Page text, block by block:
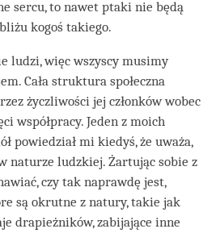
sercu, to nawet ptaki nie będą
kogoś takiego.
ludzi, więc wszyscy musimy
Cała struktura społeczna
życzliwości jej członków wobec
współpracy. Jeden z moich
powiedział mi kiedyś, że uważa,
naturze ludzkiej. Żartując sobie z
czy tak naprawdę jest,
są okrutne z natury, takie jak
drapieżników, zabijające inne